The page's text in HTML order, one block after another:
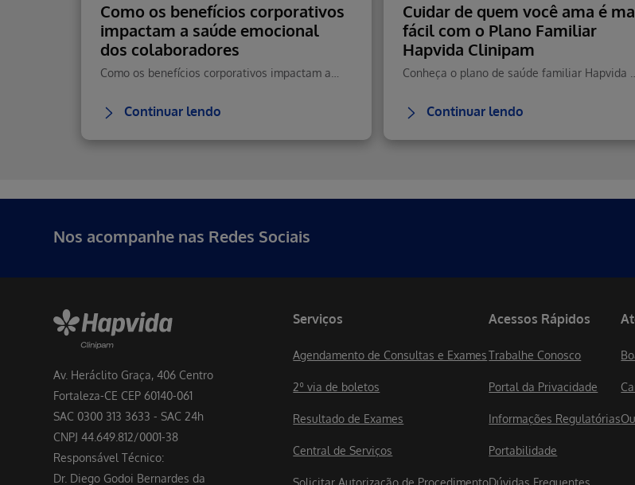
Como os benefícios corporativos
impactam a saúde emocional
dos colaboradores
Continuar lendo
Cuidar de quem você ama é
fácil com o Plano Familiar
Hapvida Clinipam
Continuar lendo
Nos acompanhe nas Redes Sociais
Av. Heráclito Graça, 406 Centro
Fortaleza-CE CEP 60140-061
SAC 0300 313 3633 - SAC 24h
CNPJ 44.649.812/0001-38
Responsável Técnico:
Dr. Diego Godoi Bernardes da
Serviços
Agendamento de Consultas e Exames
2º via de boletos
Resultado de Exames
Central de Serviços
Solicitar Autorização de Procedimento
Acessos Rápidos
Trabalhe Conosco
Portal da Privacidade
Informações Regulatórias
Portabilidade
Dúvidas Frequentes